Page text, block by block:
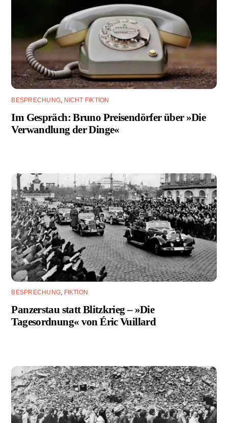
BESPRECHUNG, NICHT FIKTION
Im Gespräch: Bruno Preisendörfer über »Die
Verwandlung der Dinge«
BESPRECHUNG, FIKTION
Panzerstau statt Blitzkrieg – »Die
Tagesordnung« von Éric Vuillard